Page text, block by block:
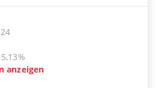
24
anzeigen